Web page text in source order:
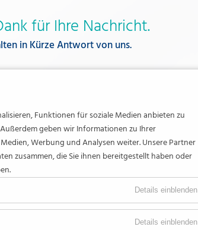
für Ihre Nachricht.
in Kürze Antwort von uns.
Funktionen für soziale Medien anbieten zu
geben wir Informationen zu Ihrer
Werbung und Analysen weiter. Unsere Partner
zusammen, die Sie ihnen bereitgestellt haben oder
Details einblenden
Details einblenden